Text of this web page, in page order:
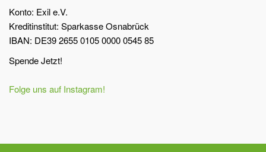
Konto: Exil e.V.
Kreditinstitut: Sparkasse Osnabrück
IBAN: DE39 2655 0105 0000 0545 85
Spende Jetzt!
Folge uns auf Instagram!